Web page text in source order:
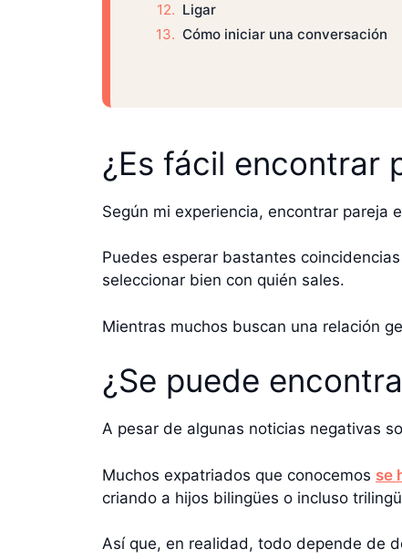
Ligar
Cómo iniciar una conversación
¿Es fácil encontrar
Según mi experiencia, encontrar pareja
Puedes esperar bastantes
seleccionar bien con quién sales.
Mientras muchos buscan una relación
¿Se puede
A pesar de algunas noticias negativas
Muchos expatriados que conocemos se
criando a hijos bilingües o incluso
Así que, en realidad, todo depende de